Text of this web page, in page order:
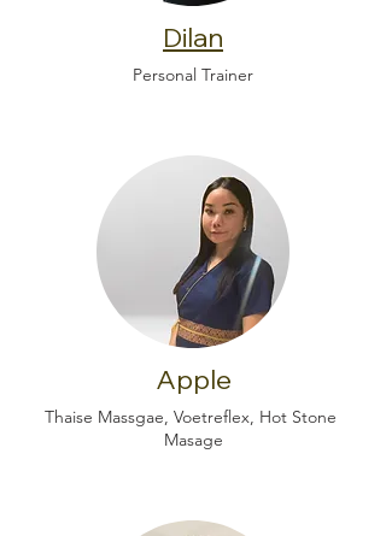
Dilan
Personal Trainer
Apple
Thaise Massgae, Voetreflex, Hot Stone
Masage